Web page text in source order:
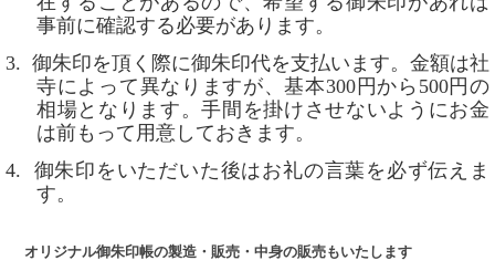
事前に確認する必要があります。
3. 御朱印を頂く際に御朱印代を支払います。金額は社
寺によって異なりますが、基本300円から 500円の
相場となります。手間を掛けさせないようにお金
は前もって用意しておきます。
4.
御朱印をいただいた後はお礼の言葉を必ず伝えま
す。
オリジナル御朱印帳の製造・販売・中身の販売もいたします